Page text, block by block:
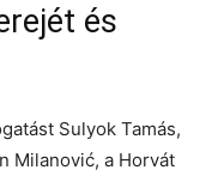
és
Sulyok Tamás,
Milanović, a Horvát